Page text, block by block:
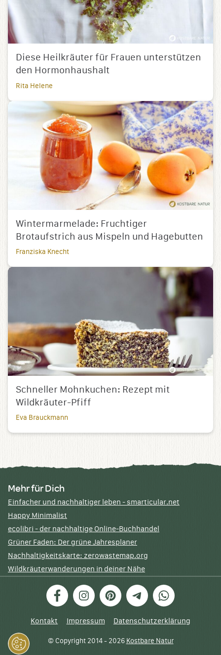
Diese Heilkräuter für Frauen unterstützen
den Hormonhaushalt
Rita Helene
Wintermarmelade: Fruchtiger
Brotaufstrich aus Mispeln und Hagebutten
Franziska Knecht
Schneller Mohnkuchen: Rezept mit
Wildkräuter-Pfiff
Eva Brauckmann
Mehr für Dich
Einfacher und nachhaltiger leben - smarticular.net
Happy Minimalist
ecolibri - der nachhaltige Online-Buchhandel
Grüner Faden: Der grüne Jahresplaner
Nachhaltigkeitskarte: zerowastemap.org
Wildkräuterwanderungen in deiner Nähe
FacebookInstagramPinterestTelegramWhatsApp
Kontakt Impressum Datenschutzerklärung
© Copyright 2014 - 2026 Kostbare Natur